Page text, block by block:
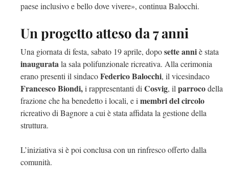
paese inclusivo e bello dove vivere», continua Balocchi.
Un progetto atteso da 7 anni
Una giornata di festa, sabato 19 aprile, doposette anniè stata
inauguratala sala polifunzionale ricreativa. Alla cerimonia
erano presenti il sindacoFederico Balocchi, il vicesindaco
Francesco Biondi,i rappresentanti diCosvig, ilparrocodella
frazione che ha benedetto i locali, e imembri del circolo
ricreativo di Bagnore a cui è stata affidata la gestione della
struttura.
L’iniziativa si è poi conclusa con un rinfresco offerto dalla
comunità.